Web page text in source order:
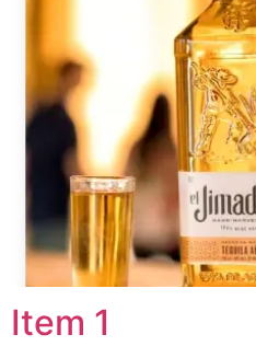
Item 1